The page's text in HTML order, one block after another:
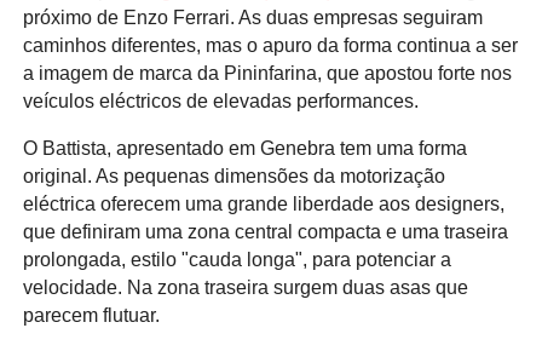
próximo de Enzo Ferrari. As duas empresas seguiram
caminhos diferentes, mas o apuro da forma continua a ser
a imagem de marca da Pininfarina, que apostou forte nos
veículos eléctricos de elevadas performances.
O Battista, apresentado em Genebra tem uma forma
original. As pequenas dimensões da motorização
eléctrica oferecem uma grande liberdade aos designers,
que definiram uma zona central compacta e uma traseira
prolongada, estilo "cauda longa", para potenciar a
velocidade. Na zona traseira surgem duas asas que
parecem flutuar.